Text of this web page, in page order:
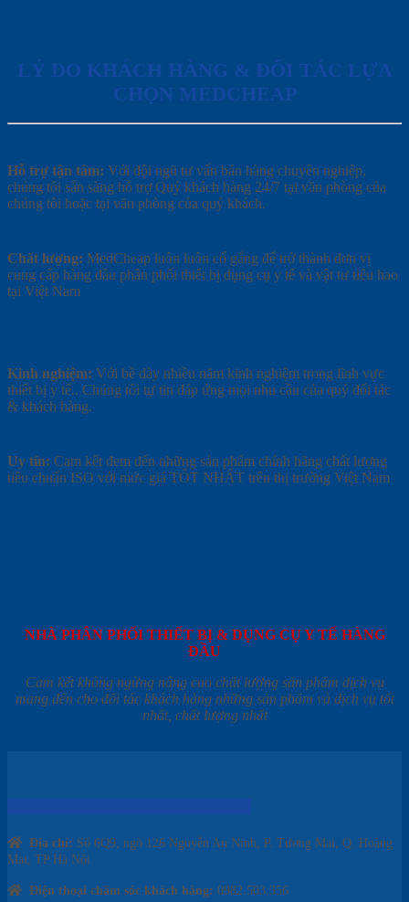
LÝ DO KHÁCH HÀNG & ĐỐI TÁC LỰA
CHỌN MEDCHEAP
Hỗ trợ tận tâm: Với đội ngũ tư vấn bán hàng chuyên nghiệp,
chúng tôi sẵn sàng hỗ trợ Quý khách hàng 24/7 tại văn phòng của
chúng tôi hoặc tại văn phòng của quý khách.
Chất lượng: MedCheap luôn luôn cố gắng để trở thành đơn vị
cung cấp hàng đầu phân phối thiết bị dụng cụ y tế và vật tư tiêu hao
tại Việt Nam
Kinh nghiệm: Với bề dày nhiều năm kinh nghiệm trong lĩnh vực
thiết bị y tế.. Chúng tôi tự tin đáp ứng mọi nhu cầu của quý đối tác
& khách hàng.
Uy tín: Cam kết đem đến những sản phẩm chính hãng chất lượng
tiêu chuẩn ISO với mức giá TỐT NHẤT trên thị trường Việt Nam
NHÀ PHÂN PHỐI THIẾT BỊ & DỤNG CỤ Y TẾ HÀNG
ĐẦU
Cam kết không ngừng nâng cao chất lượng sản phẩm dịch vụ
mang đến cho đối tác khách hàng những sản phẩm và dịch vụ tốt
nhất, chất lượng nhất
Địa chỉ: Số 6Q9, ngõ 126 Nguyễn An Ninh, P. Tương Mai, Q. Hoàng
Mai, TP Hà Nội
Điện thoại chăm sóc khách hàng: 0982.503.356